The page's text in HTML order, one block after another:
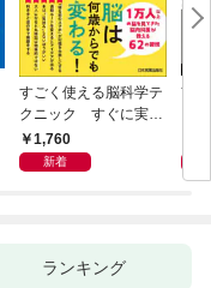
すごく使える脳科学テ
クニック すぐに実践
したくなる
1,760
新着
首
リ
昇
ランキング